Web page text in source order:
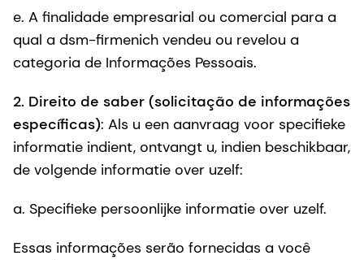
e. A finalidade empresarial ou comercial para a
qual a dsm-firmenich vendeu ou revelou a
categoria de Informações Pessoais.
2. Direito de saber (solicitação de informações
específicas): Als u een aanvraag voor specifieke
informatie indient, ontvangt u, indien beschikbaar,
de volgende informatie over uzelf:
a. Specifieke persoonlijke informatie over uzelf.
Essas informações serão fornecidas a você